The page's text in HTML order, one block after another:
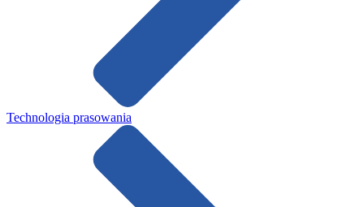
Technologia prasowania